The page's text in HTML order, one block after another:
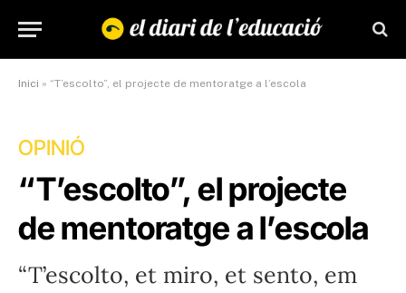
Inici » “T’escolto”, el projecte de mentoratge a l’escola
OPINIÓ
“T’escolto”, el projecte
de mentoratge a l’escola
“T’escolto, et miro, et sento, em